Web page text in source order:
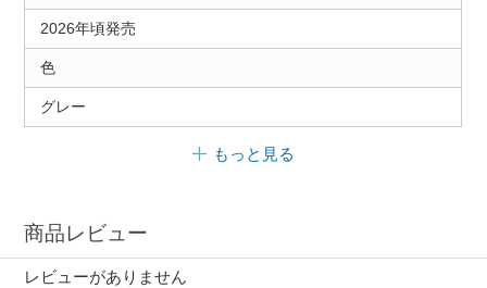
2026年頃発売
色
グレー
もっと見る
商品レビュー
レビューがありません